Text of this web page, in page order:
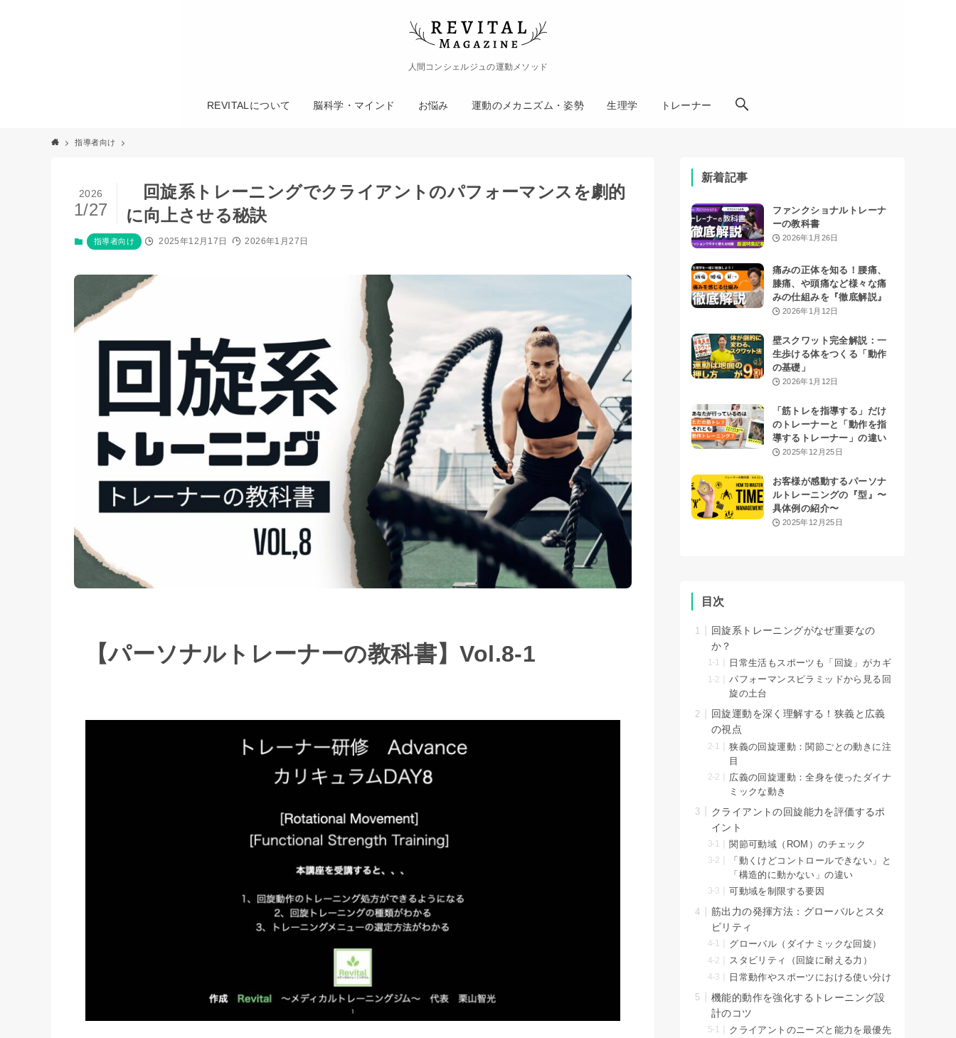
人間コンシェルジュの運動メソッド
REVITALについて 脳科学・マインド お悩み 運動のメカニズム・姿勢 生理学 トレーナー
指導者向け
回旋系トレーニングでクライアントのパフォーマンスを劇的
に向上させる秘訣
2026
1/27
指導者向け 2025年12月17日 2026年1月27日
【パーソナルトレーナーの教科書】Vol.8-1
新着記事
ファンクショナルトレーナ
ーの教科書
2026年1月26日
痛みの正体を知る！腰痛、
膝痛、や頭痛など様々な痛
みの仕組みを『徹底解説』
2026年1月12日
壁スクワット完全解説：一
生歩ける体をつくる「動作
の基礎」
2026年1月12日
「筋トレを指導する」だけ
のトレーナーと「動作を指
導するトレーナー」の違い
2025年12月25日
お客様が感動するパーソナ
ルトレーニングの『型』〜
具体例の紹介〜
2025年12月25日
目次
回旋系トレーニングがなぜ重要なの
か？
日常生活もスポーツも「回旋」がカギ
パフォーマンスピラミッドから見る回
旋の土台
回旋運動を深く理解する！狭義と広義
の視点
狭義の回旋運動：関節ごとの動きに注
目
広義の回旋運動：全身を使ったダイナ
ミックな動き
クライアントの回旋能力を評価するポ
イント
関節可動域（ROM）のチェック
「動くけどコントロールできない」と
「構造的に動かない」の違い
可動域を制限する要因
筋出力の発揮方法：グローバルとスタ
ビリティ
グローバル（ダイナミックな回旋）
スタビリティ（回旋に耐える力）
日常動作やスポーツにおける使い分け
機能的動作を強化するトレーニング設
計のコツ
クライアントのニーズと能力を最優先